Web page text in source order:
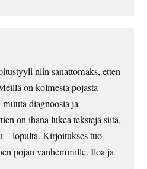
niin sanattomaks, etten
on kolmesta pojasta
diagnoosia ja
on ihana lukea tekstejä siitä,
– lopulta. Kirjoitukses tuo
pojan vanhemmille. Iloa ja